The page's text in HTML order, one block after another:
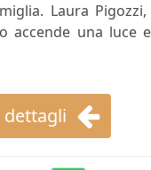
Laura
una luce